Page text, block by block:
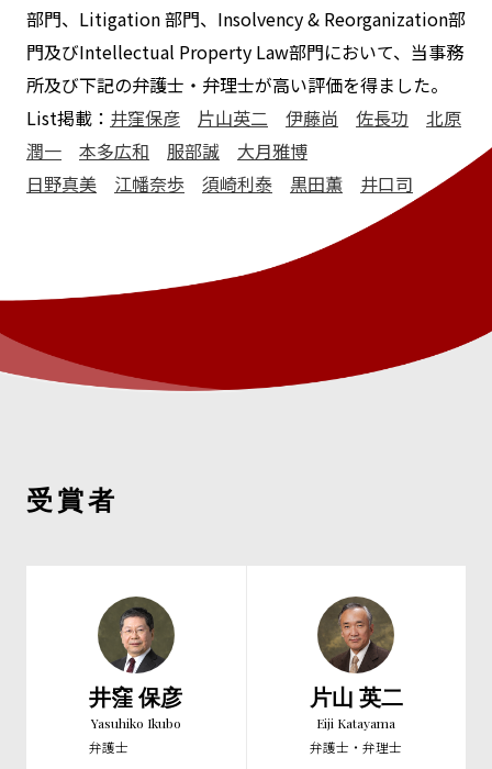
部門、Litigation 部門、Insolvency & Reorganization部
門及びIntellectual Property Law部門において、当事務
所及び下記の弁護士・弁理士が高い評価を得ました。
List掲載： 井窪保彦 片山英二 伊藤尚 佐長功
北原
潤一
本多広和 服部誠
大月雅博
日野真美
江幡奈歩 須崎利泰 黒田薫 井口司
受賞者
井窪 保彦
Yasuhiko Ikubo
弁護士
片山 英二
Eiji Katayama
弁護士・弁理士